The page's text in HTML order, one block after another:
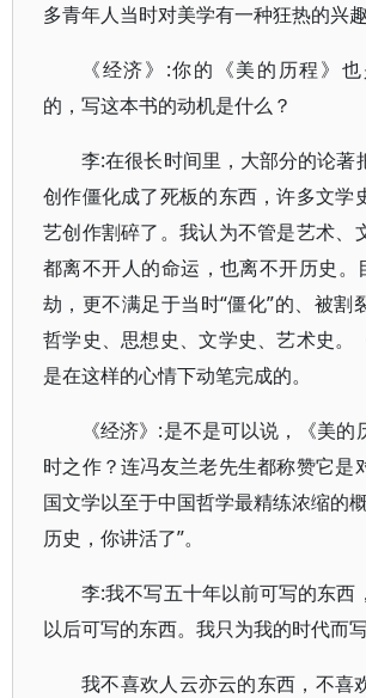
多青年人当时对美学有一种狂热的兴趣
《经济》:你的《美的历程》
的，写这本书的动机是什么？
李:在很长时间里，大部分的论著
创作僵化成了死板的东西，许多文学
艺创作割碎了。我认为不管是艺术、
都离不开人的命运，也离不开历史。
劫，更不满足于当时“僵化”的、被割
哲学史、思想史、文学史、艺术史。
是在这样的心情下动笔完成的。
《经济》:是不是可以说，《美
时之作？连冯友兰老先生都称赞它是
国文学以至于中国哲学最精练浓缩的
历史，你讲活了”。
李:我不写五十年以前可写的东西
以后可写的东西。我只为我的时代而写
我不喜欢人云亦云的东西，不喜